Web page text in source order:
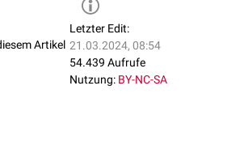
Carboxylgruppe noch eine oder mehrere
vorkommen, spricht man von
Beispiele für Hydroxycarbonsäuren sind
Weinsäure. Kommen neben der
vor ( Ketone oder
Artikel
Letzter Edit:
21.03.2024, 08:54
54.439 Aufrufe
Nutzung: BY-NC-SA